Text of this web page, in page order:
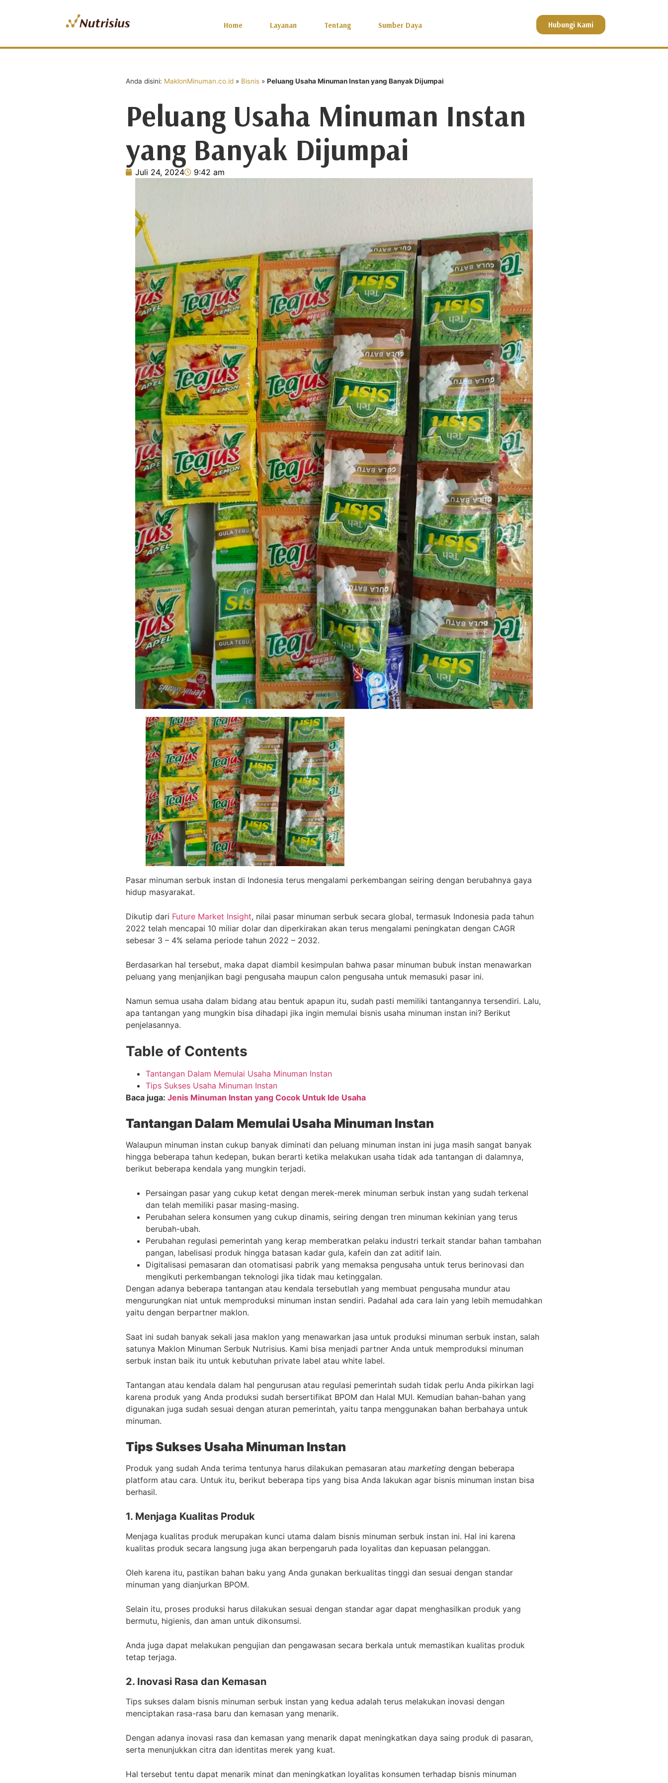
Home Layanan Tentang Sumber Daya Hubungi Kami
Anda disini: MaklonMinuman.co.id » Bisnis » Peluang Usaha Minuman Instan yang Banyak Dijumpai
Peluang Usaha Minuman Instan
yang Banyak Dijumpai
Juli 24, 2024 9:42 am
Pasar minuman serbuk instan di Indonesia terus mengalami perkembangan seiring dengan berubahnya gaya
hidup masyarakat.
Dikutip dari Future Market Insight, nilai pasar minuman serbuk secara global, termasuk Indonesia pada tahun
2022 telah mencapai 10 miliar dolar dan diperkirakan akan terus mengalami peningkatan dengan CAGR
sebesar 3 – 4% selama periode tahun 2022 – 2032.
Berdasarkan hal tersebut, maka dapat diambil kesimpulan bahwa pasar minuman bubuk instan menawarkan
peluang yang menjanjikan bagi pengusaha maupun calon pengusaha untuk memasuki pasar ini.
Namun semua usaha dalam bidang atau bentuk apapun itu, sudah pasti memiliki tantangannya tersendiri. Lalu,
apa tantangan yang mungkin bisa dihadapi jika ingin memulai bisnis usaha minuman instan ini? Berikut
penjelasannya.
Table of Contents
Tantangan Dalam Memulai Usaha Minuman Instan
Tips Sukses Usaha Minuman Instan
Baca juga: Jenis Minuman Instan yang Cocok Untuk Ide Usaha
Tantangan Dalam Memulai Usaha Minuman Instan
Walaupun minuman instan cukup banyak diminati dan peluang minuman instan ini juga masih sangat banyak
hingga beberapa tahun kedepan, bukan berarti ketika melakukan usaha tidak ada tantangan di dalamnya,
berikut beberapa kendala yang mungkin terjadi.
Persaingan pasar yang cukup ketat dengan merek-merek minuman serbuk instan yang sudah terkenal
dan telah memiliki pasar masing-masing.
Perubahan selera konsumen yang cukup dinamis, seiring dengan tren minuman kekinian yang terus
berubah-ubah.
Perubahan regulasi pemerintah yang kerap memberatkan pelaku industri terkait standar bahan tambahan
pangan, labelisasi produk hingga batasan kadar gula, kafein dan zat aditif lain.
Digitalisasi pemasaran dan otomatisasi pabrik yang memaksa pengusaha untuk terus berinovasi dan
mengikuti perkembangan teknologi jika tidak mau ketinggalan.
Dengan adanya beberapa tantangan atau kendala tersebutlah yang membuat pengusaha mundur atau
mengurungkan niat untuk memproduksi minuman instan sendiri. Padahal ada cara lain yang lebih memudahkan
yaitu dengan berpartner maklon.
Saat ini sudah banyak sekali jasa maklon yang menawarkan jasa untuk produksi minuman serbuk instan, salah
satunya Maklon Minuman Serbuk Nutrisius. Kami bisa menjadi partner Anda untuk memproduksi minuman
serbuk instan baik itu untuk kebutuhan private label atau white label.
Tantangan atau kendala dalam hal pengurusan atau regulasi pemerintah sudah tidak perlu Anda pikirkan lagi
karena produk yang Anda produksi sudah bersertifikat BPOM dan Halal MUI. Kemudian bahan-bahan yang
digunakan juga sudah sesuai dengan aturan pemerintah, yaitu tanpa menggunakan bahan berbahaya untuk
minuman.
Tips Sukses Usaha Minuman Instan
Produk yang sudah Anda terima tentunya harus dilakukan pemasaran atau marketing dengan beberapa
platform atau cara. Untuk itu, berikut beberapa tips yang bisa Anda lakukan agar bisnis minuman instan bisa
berhasil.
1. Menjaga Kualitas Produk
Menjaga kualitas produk merupakan kunci utama dalam bisnis minuman serbuk instan ini. Hal ini karena
kualitas produk secara langsung juga akan berpengaruh pada loyalitas dan kepuasan pelanggan.
Oleh karena itu, pastikan bahan baku yang Anda gunakan berkualitas tinggi dan sesuai dengan standar
minuman yang dianjurkan BPOM.
Selain itu, proses produksi harus dilakukan sesuai dengan standar agar dapat menghasilkan produk yang
bermutu, higienis, dan aman untuk dikonsumsi.
Anda juga dapat melakukan pengujian dan pengawasan secara berkala untuk memastikan kualitas produk
tetap terjaga.
2. Inovasi Rasa dan Kemasan
Tips sukses dalam bisnis minuman serbuk instan yang kedua adalah terus melakukan inovasi dengan
menciptakan rasa-rasa baru dan kemasan yang menarik.
Dengan adanya inovasi rasa dan kemasan yang menarik dapat meningkatkan daya saing produk di pasaran,
serta menunjukkan citra dan identitas merek yang kuat.
Hal tersebut tentu dapat menarik minat dan meningkatkan loyalitas konsumen terhadap bisnis minuman